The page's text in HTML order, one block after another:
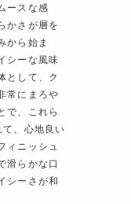
ースな感
かさが層を
から始ま
シーな風味
として、ク
常にまろや
で、これら
、心地良い
ィニッシュ
滑らかな口
シーさが和